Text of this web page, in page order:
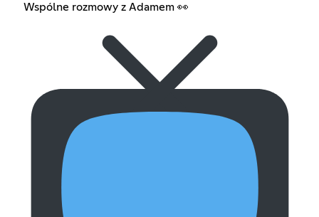
Wspólne rozmowy z Adamem 👀